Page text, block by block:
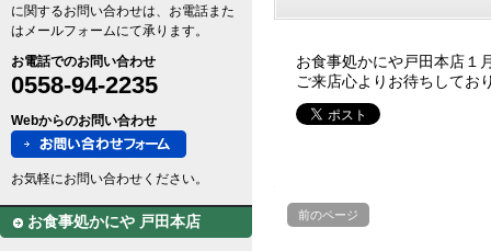
お食事処かにや戸田本店１
ご来店心よりお待ちしてお
前のページ
に関するお問い合わせは、お電話また
はメールフォームにて承ります。
お電話でのお問い合わせ
0558-94-2235
Webからのお問い合わせ
お気軽にお問い合わせください。
お食事処かにや 戸田本店